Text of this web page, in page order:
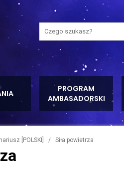
PROGRAM
AMBASADORSKI
Wyszukaj na stronie
[POLSKI] / Siła powietrza